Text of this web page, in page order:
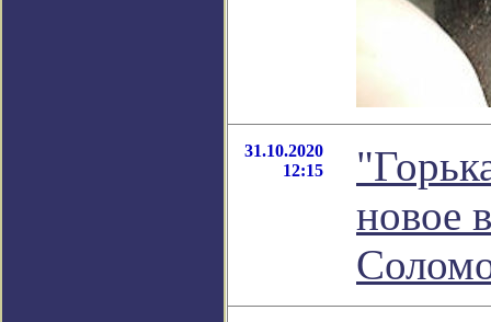
31.10.2020
12:15
новое